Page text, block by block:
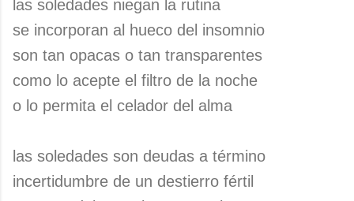
las soledades niegan la rutina
se incorporan al hueco del insomnio
son tan opacas o tan transparentes
como lo acepte el filtro de la noche
o lo permita el celador del alma
las soledades son deudas a término
incertidumbre de un destierro fértil